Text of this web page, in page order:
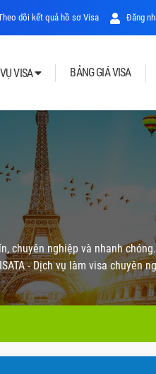
dõi kết quả hồ sơ Visa Đăng
VISA BẢNG GIÁ VISA
chuyên nghiệp và nhanh
- Dịch vụ làm visa chuyên